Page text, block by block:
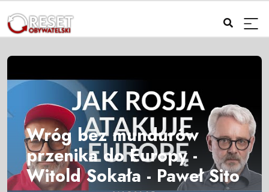
Wróg bez mundurów
przenika do Europy -
Witold Sokała - Paweł Sito